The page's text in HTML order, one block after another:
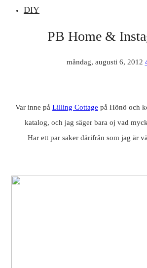
DIY
PB Home &
måndag, augusti 6, 2012
Var inne på Lilling Cottage på Hönö och
katalog, och jag säger bara oj vad
Har ett par saker därifrån som jag är